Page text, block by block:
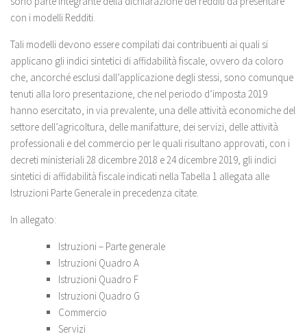
con i modelli Redditi.
Tali modelli devono essere compilati dai contribuenti ai quali si
applicano gli indici sintetici di affidabilità fiscale, ovvero da coloro
che, ancorché esclusi dall’applicazione degli stessi, sono comunque
tenuti alla loro presentazione, che nel periodo d’imposta 2019
hanno esercitato, in via prevalente, una delle attività economiche del
settore dell’agricoltura, delle manifatture, dei servizi, delle attività
professionali e del commercio per le quali risultano approvati, con i
decreti ministeriali 28 dicembre 2018 e 24 dicembre 2019, gli indici
sintetici di affidabilità fiscale indicati nella Tabella 1 allegata alle
Istruzioni Parte Generale in precedenza citate.
In allegato:
Istruzioni – Parte generale
Istruzioni Quadro A
Istruzioni Quadro F
Istruzioni Quadro G
Commercio
Servizi